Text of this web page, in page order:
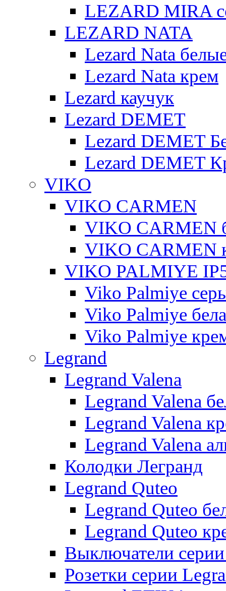
LEZARD MIRA
LEZARD NATA
Lezard Nata
Lezard Nata крем
Lezard каучук
Lezard DEMET
Lezard DEMET
Lezard DEMET
VIKO
VIKO CARMEN
VIKO CARMEN
VIKO CARMEN
VIKO PALMIYE
Viko Palmiye
Viko Palmiye
Viko Palmiye
Legrand
Legrand Valena
Legrand Valena
Legrand Valena
Legrand Valena
Колодки Легранд
Legrand Quteo
Legrand Quteo
Legrand Quteo
Выключатели
Розетки серии